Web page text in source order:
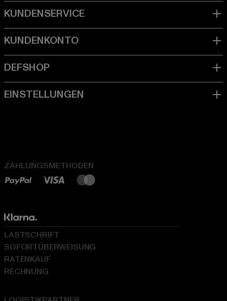
ZAHLUNGSMETHODEN
LASTSCHRIFT
SOFORTÜBERWEISUNG
RATENKAUF
RECHNUNG